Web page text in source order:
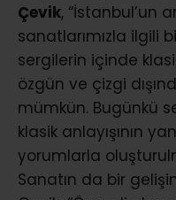
Çevik, “İstanbul’un
sanatlarımızla ilgili
sergilerin içinde
özgün ve çizgi
mümkün. Bugünkü
klasik anlayışının
yorumlarla
Sanatın da bir